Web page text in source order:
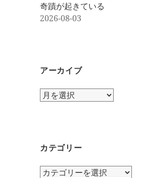
奇蹟が起きている
2026-08-03
アーカイブ
ア
ブ
カテゴリー
カ